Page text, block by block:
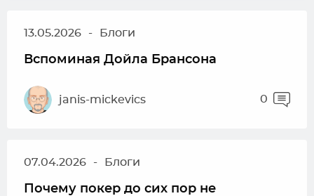
13.05.2026 - Блоги
Вспоминая Дойла Брансона
janis-mickevics 0
07.04.2026 - Блоги
Почему покер до сих пор не